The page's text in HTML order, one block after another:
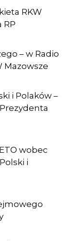
RKW
RP
– w Radio
Mazowsze
i Polaków –
wobec
i